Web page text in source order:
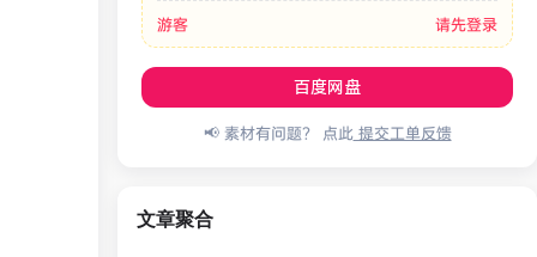
游客 请先登录
百度网盘
📢 素材有问题？ 点此提交工单反馈
文章聚合